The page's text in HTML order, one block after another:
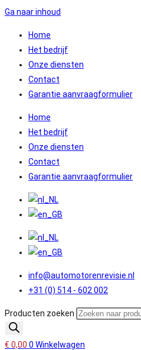
Ga naar inhoud
Home
Het bedrijf
Onze diensten
Contact
Garantie aanvraagformulier
Home
Het bedrijf
Onze diensten
Contact
Garantie aanvraagformulier
info@automotorenrevisie.nl
+31 (0) 514 - 602 002
Producten zoeken
€ 0,00 0 Winkelwagen